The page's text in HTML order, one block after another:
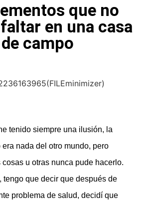
que no
en una casa
de campo
tenido siempre una ilusión, la
nada del otro mundo, pero
u otras nunca pude hacerlo.
tengo que decir que después de
problema de salud, decidí que